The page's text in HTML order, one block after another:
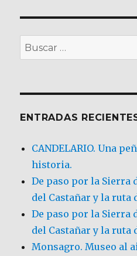
Buscar
por:
ENTRADAS
CANDELARIO. Una
historia.
De paso por la Sierra
del Castañar y la ruta
De paso por la Sierra
del Castañar y la ruta
Monsagro. Museo al